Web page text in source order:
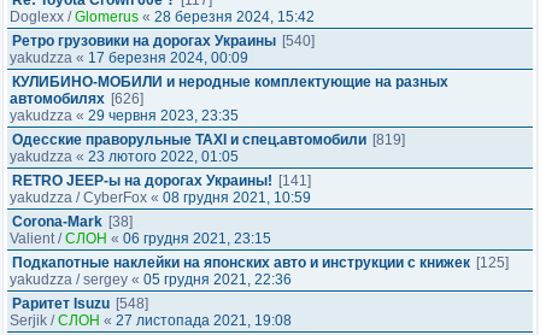
Doglexx /Glomerus « 28 березня 2024, 15:42
Ретро грузовики на дорогах Украины [540]
yakudzza « 17 березня 2024, 00:09
КУЛИБИНО-МОБИЛИ и неродные комплектующие на разных
автомобилях [626]
yakudzza « 29 червня 2023, 23:35
Одесские праворульные TAXI и спец.автомобили [819]
yakudzza « 23 лютого 2022, 01:05
RETRO JEEP-ы на дорогах Украины! [141]
yakudzza /CyberFox « 08 грудня 2021, 10:59
Corona-Mark [38]
Valient/СЛОН « 06 грудня 2021, 23:15
Подкапотные наклейки на японских авто и инструкции с книжек [125]
yakudzza /sergey « 05 грудня 2021, 22:36
Раритет Isuzu [548]
Serjik /СЛОН « 27 листопада 2021, 19:08